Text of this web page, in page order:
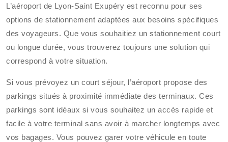
L’aéroport de Lyon-Saint Exupéry est reconnu pour ses
options de stationnement adaptées aux besoins spécifiques
des voyageurs. Que vous souhaitiez un stationnement court
ou longue durée, vous trouverez toujours une solution qui
correspond à votre situation.
Si vous prévoyez un court séjour, l’aéroport propose des
parkings situés à proximité immédiate des terminaux. Ces
parkings sont idéaux si vous souhaitez un accès rapide et
facile à votre terminal sans avoir à marcher longtemps avec
vos bagages. Vous pouvez garer votre véhicule en toute